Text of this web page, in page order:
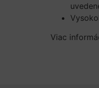
Viac